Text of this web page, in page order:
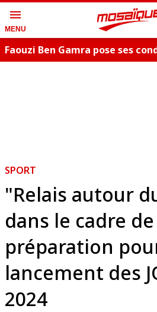
menu
MENU
Faouzi Ben Gamra pose ses
SPORT
"Relais autour
dans le cadre
préparation
lancement des
2024